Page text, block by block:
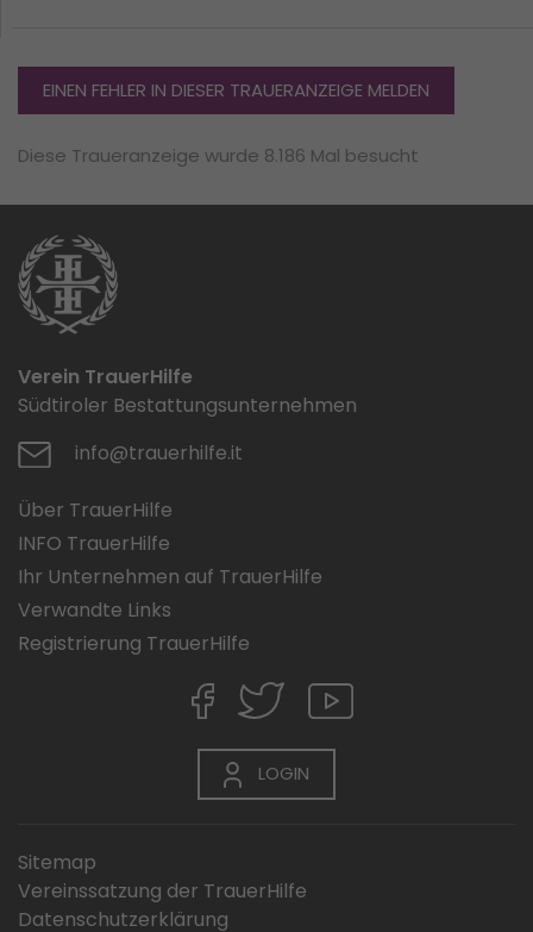
EINEN FEHLER IN DIESER TRAUERANZEIGE MELDEN
Diese Traueranzeige wurde 8.186 Mal besucht
Verein TrauerHilfe
Südtiroler Bestattungsunternehmen
info@trauerhilfe.it
Über TrauerHilfe
INFO TrauerHilfe
Ihr Unternehmen auf TrauerHilfe
Verwandte Links
Registrierung TrauerHilfe
LOGIN
Sitemap
Vereinssatzung der TrauerHilfe
Datenschutzerklärung